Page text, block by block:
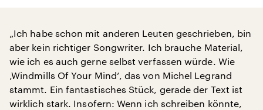
„Ich habe schon mit anderen Leuten geschrieben, bin
aber kein richtiger Songwriter. Ich brauche Material,
wie ich es auch gerne selbst verfassen würde. Wie
‚Windmills Of Your Mind‘, das von Michel Legrand
stammt. Ein fantastisches Stück, gerade der Text ist
wirklich stark. Insofern: Wenn ich schreiben könnte,